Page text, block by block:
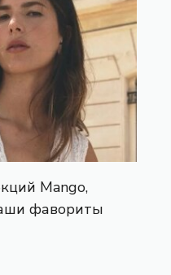
Mango,
фавориты